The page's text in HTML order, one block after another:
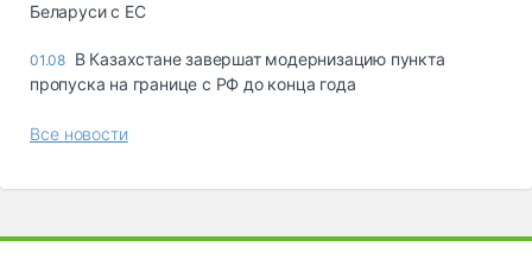
Беларуси с ЕС
01.08 В Казахстане завершат модернизацию пункта
пропуска на границе с РФ до конца года
Все новости